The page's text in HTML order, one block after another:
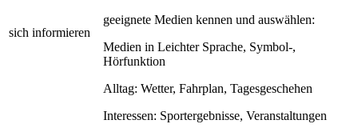
sich informieren
geeignete Medien kennen und auswählen:
Medien in Leichter Sprache, Symbol-,
Hörfunktion
Alltag: Wetter, Fahrplan, Tagesgeschehen
Interessen: Sportergebnisse, Veranstaltungen